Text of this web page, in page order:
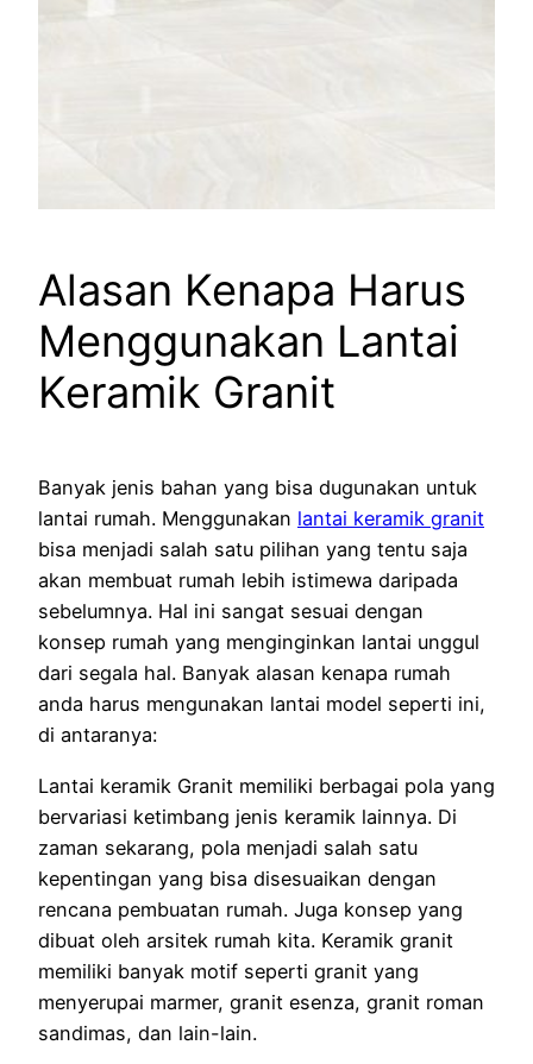
Alasan Kenapa Harus
Menggunakan Lantai
Keramik Granit
Banyak jenis bahan yang bisa dugunakan untuk
lantai rumah. Menggunakan lantai keramik granit
bisa menjadi salah satu pilihan yang tentu saja
akan membuat rumah lebih istimewa daripada
sebelumnya. Hal ini sangat sesuai dengan
konsep rumah yang menginginkan lantai unggul
dari segala hal. Banyak alasan kenapa rumah
anda harus mengunakan lantai model seperti ini,
di antaranya:
Lantai keramik Granit memiliki berbagai pola yang
bervariasi ketimbang jenis keramik lainnya. Di
zaman sekarang, pola menjadi salah satu
kepentingan yang bisa disesuaikan dengan
rencana pembuatan rumah. Juga konsep yang
dibuat oleh arsitek rumah kita. Keramik granit
memiliki banyak motif seperti granit yang
menyerupai marmer, granit esenza, granit roman
sandimas, dan lain-lain.